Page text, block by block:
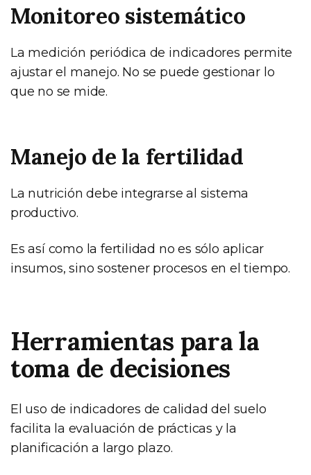
Monitoreo sistemático
La medición periódica de indicadores permite
ajustar el manejo. No se puede gestionar lo
que no se mide.
Manejo de la fertilidad
La nutrición debe integrarse al sistema
productivo.
Es así como la fertilidad no es sólo aplicar
insumos, sino sostener procesos en el tiempo.
Herramientas para la
toma de decisiones
El uso de indicadores de calidad del suelo
facilita la evaluación de prácticas y la
planificación a largo plazo.